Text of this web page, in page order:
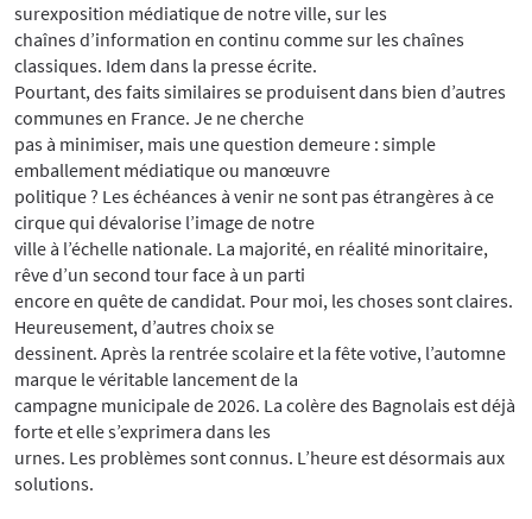
surexposition médiatique de notre ville, sur les
chaînes d’information en continu comme sur les chaînes
classiques. Idem dans la presse écrite.
Pourtant, des faits similaires se produisent dans bien d’autres
communes en France. Je ne cherche
pas à minimiser, mais une question demeure : simple
emballement médiatique ou manœuvre
politique ? Les échéances à venir ne sont pas étrangères à ce
cirque qui dévalorise l’image de notre
ville à l’échelle nationale. La majorité, en réalité minoritaire,
rêve d’un second tour face à un parti
encore en quête de candidat. Pour moi, les choses sont claires.
Heureusement, d’autres choix se
dessinent. Après la rentrée scolaire et la fête votive, l’automne
marque le véritable lancement de la
campagne municipale de 2026. La colère des Bagnolais est déjà
forte et elle s’exprimera dans les
urnes. Les problèmes sont connus. L’heure est désormais aux
solutions.